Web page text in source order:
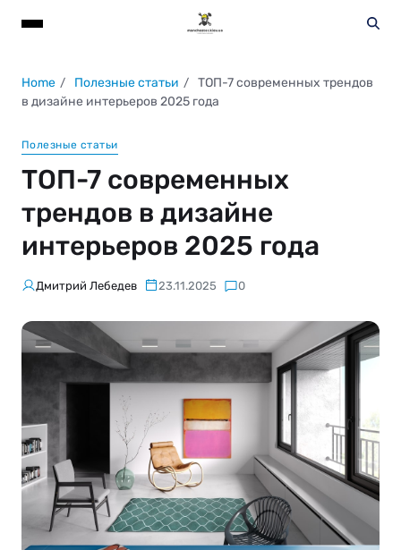
Home Полезные статьи
ТОП-7 современных трендов
в дизайне интерьеров 2025 года
Полезные статьи
ТОП-7 современных
трендов в дизайне
интерьеров 2025 года
Дмитрий Лебедев 23.11.2025 0